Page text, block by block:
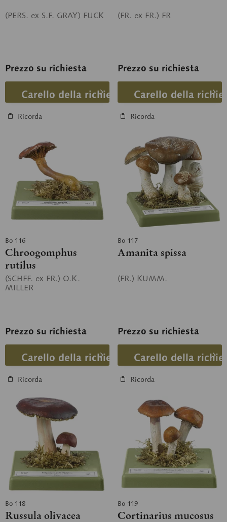
(PERS. ex S.F. GRAY) FUCK
Prezzo su richiesta
Carello della richiesta
Ricorda
(FR. ex FR.) FR
Prezzo su richiesta
Carello della
Ricorda
Bo 116
Chroogomphus
rutilus
(SCHFF. ex FR.) O.K.
MILLER
Prezzo su richiesta
Carello della richiesta
Ricorda
Bo 117
Amanita spissa
(FR.) KUMM.
Prezzo su richiesta
Carello della
Ricorda
Bo 118
Russula olivacea
Bo 119
Cortinarius mucosus